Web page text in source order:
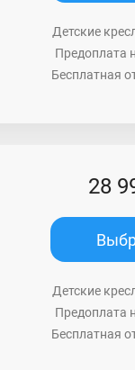
Детские
Предоплата
Бесплатная
28
Детские
Предоплата
Бесплатная